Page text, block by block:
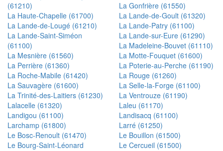
(61210)
La Gonfrière (61550)
La Haute-Chapelle (61700)
La Lande-de-Goult (61320)
La Lande-de-Lougé (61210)
La Lande-Patry (61100)
La Lande-Saint-Siméon
(61100)
La Lande-sur-Eure (61290)
La Madeleine-Bouvet (61110)
La Mesnière (61560)
La Motte-Fouquet (61600)
La Perrière (61360)
La Poterie-au-Perche (61190)
La Roche-Mabile (61420)
La Rouge (61260)
La Sauvagère (61600)
La Selle-la-Forge (61100)
La Trinité-des-Laitiers (61230)
La Ventrouze (61190)
Lalacelle (61320)
Laleu (61170)
Landigou (61100)
Landisacq (61100)
Larchamp (61800)
Larré (61250)
Le Bosc-Renoult (61470)
Le Bouillon (61500)
Le Bourg-Saint-Léonard
Le Cercueil (61500)